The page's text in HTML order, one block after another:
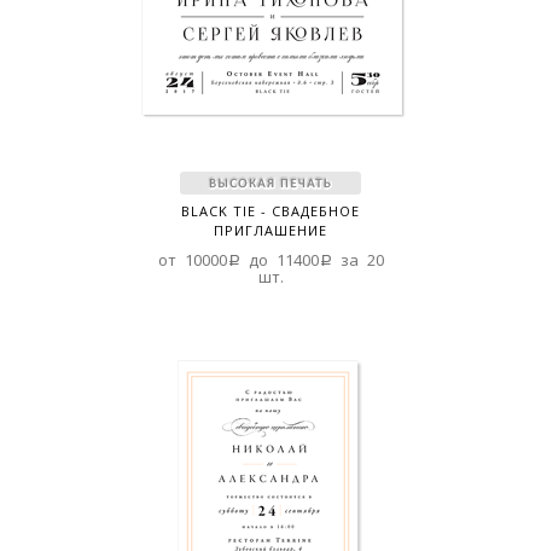
BLACK TIE - СВАДЕБНОЕ
ПРИГЛАШЕНИЕ
от 10000a до 11400a за 20
шт.